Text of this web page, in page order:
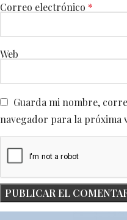
Correo electrónico *
Web
Guarda mi nombre,
navegador para la próxima